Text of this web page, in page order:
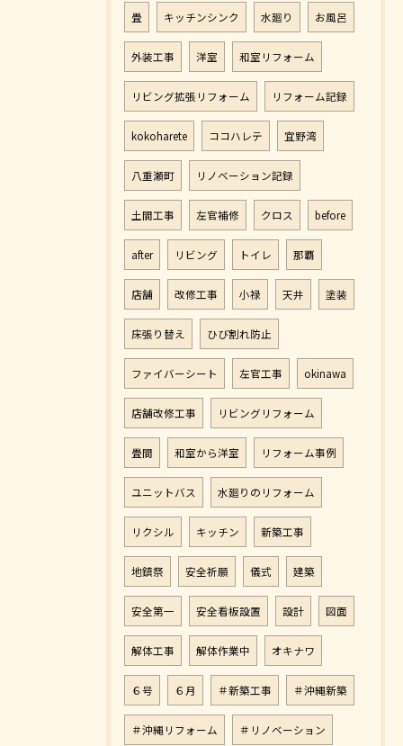
畳 キッチンシンク 水廻り お風呂
外装工事 洋室 和室リフォーム
リビング拡張リフォーム リフォーム記録
kokoharete ココハレテ 宜野湾
八重瀬町 リノベーション記録
土間工事 左官補修 クロス before
after リビング トイレ 那覇
店舗 改修工事 小禄 天井 塗装
床張り替え ひび割れ防止
ファイバーシート 左官工事 okinawa
店舗改修工事 リビングリフォーム
畳間 和室から洋室 リフォーム事例
ユニットバス 水廻りのリフォーム
リクシル キッチン 新築工事
地鎮祭 安全祈願 儀式 建築
安全第一 安全看板設置 設計 図面
解体工事 解体作業中 オキナワ
６号 ６月 ＃新築工事 ＃沖縄新築
＃沖縄リフォーム ＃リノベーション